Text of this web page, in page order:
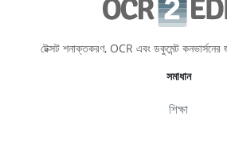
টেক্সট শনাক্তকরণ, OCR এবং ডকুমেন্ট
সমাধান
শিক্ষা